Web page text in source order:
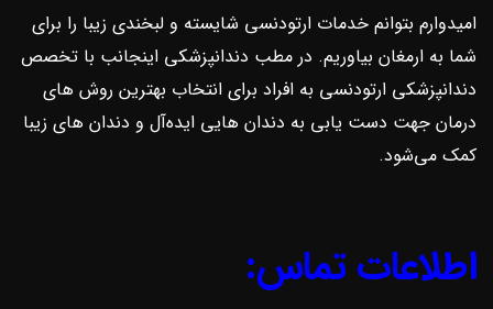
امیدوارم بتوانم خدمات ارتودنسی شایسته و لبخندی زیبا را برای
شما به ارمغان بیاوریم. در مطب دندانپزشکی اینجانب با تخصص
دندانپزشکی ارتودنسی به افراد برای انتخاب بهترین روش ‌های
درمان جهت دست یابی به دندان هایی ایده‌آل و دندان های زیبا
کمک می‌شود.
اطلاعات تماس: